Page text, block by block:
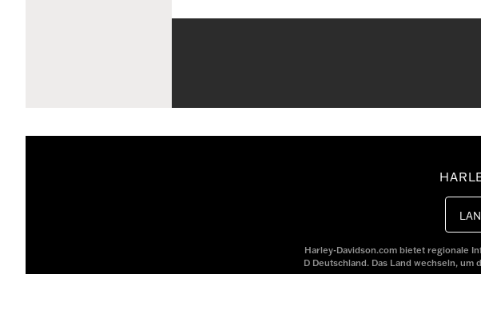
Harley-Davidson.com bietet regionale
D Deutschland. Das Land wechseln,